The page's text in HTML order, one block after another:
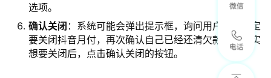
选项。
确认关闭 ：系统可能会弹出提示框，询问用户是否确定
要关闭抖音月付，再次确认自己已经还清欠款并且确实
想要关闭后，点击确认关闭的按钮。